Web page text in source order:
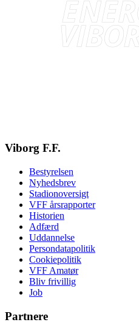
Viborg F.F.
Bestyrelsen
Nyhedsbrev
Stadionoversigt
VFF årsrapporter
Historien
Adfærd
Uddannelse
Persondatapolitik
Cookiepolitik
VFF Amatør
Bliv frivillig
Job
Partnere